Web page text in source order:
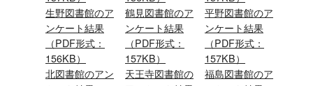
生野図書館のア
ンケート結果
（PDF形式：
156KB）
北図書館のアン
鶴見図書館のア
ンケート結果
（PDF形式：
157KB）
天王寺図書館の
平野図書館のア
ンケート結果
（PDF形式：
157KB）
福島図書館のア